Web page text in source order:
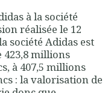
à la société
réalisée le 12
société Adidas est
423,8 millions
à 407,5 millions
: la valorisation de